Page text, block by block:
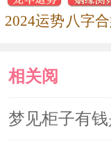
戴戒指
戴戒指
2024运势 八字
相关阅
读
梦见柜子有